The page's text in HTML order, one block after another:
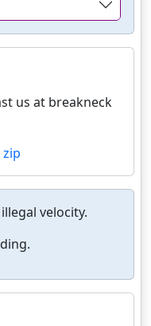
us at breakneck
zip
velocity.